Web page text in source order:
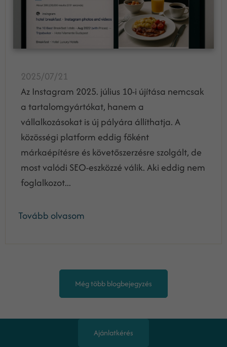
2025/07/21
Az Instagram 2025. július 10-i újítása nemcsak
a tartalomgyártókat, hanem a
vállalkozásokat is új pályára állíthatja. A
közösségi platform eddig főként
márkaépítésre és követőszerzésre szolgált, de
most valódi SEO-eszközzé válik. Aki eddig nem
foglalkozot...
Tovább olvasom
Még több blogbejegyzés
Kiemelt területeink
Ajánlatkérés